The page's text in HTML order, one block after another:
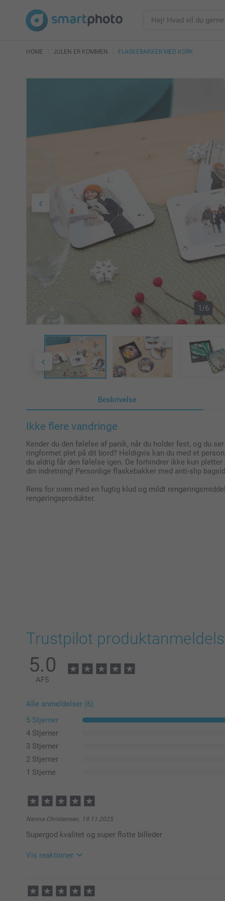
HOME JULEN ER KOMMEN FLASKEBAKKER MED KORK
1/6
Beskrivelse
Ikke flere vandringe
Kender du den følelse af panik, når du holder fest, og du
ringformet plet på dit bord? Heldigvis kan du med et
du aldrig får den følelse igen. De forhindrer ikke kun
din indretning! Personlige flaskebakker med anti-slip
Rens for oven med en fugtig klud og mildt
rengøringsprodukter.
Trustpilot
5.0
AF5
Alle anmeldelser (6)
5 Stjerner
4 Stjerner
3 Stjerner
2 Stjerner
1 Stjerne
Nanna Christensen, 19.11.2025
Supergod kvalitet og super flotte billeder
Vis reaktioner
08:40
Hej Nanna